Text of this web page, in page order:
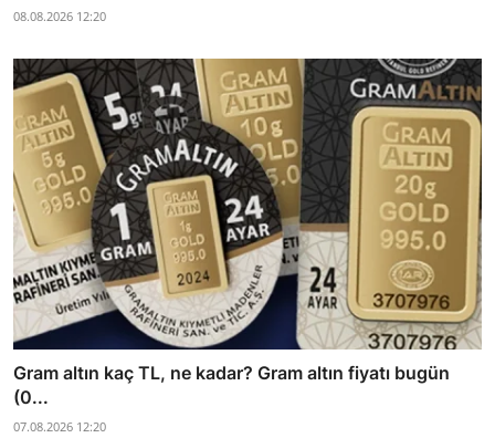
08.08.2026 12:20
Gram altın kaç TL, ne kadar? Gram altın fiyatı bugün
(0...
07.08.2026 12:20